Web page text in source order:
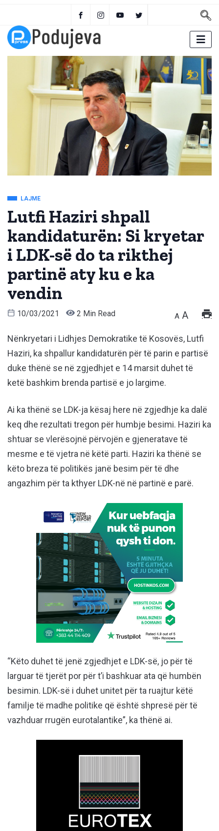
LAJME
Lutfi Haziri shpall
kandidaturën: Si kryetar
i LDK-së do ta rikthej
partinë aty ku e ka
vendin
10/03/2021 2 Min Read A A
Nënkryetari i Lidhjes Demokratike të Kosovës, Lutfi
Haziri, ka shpallur kandidaturën për të parin e partisë
duke thënë se në zgjedhjet e 14 marsit duhet të
ketë bashkim brenda partisë e jo largime.
Ai ka thënë se LDK-ja kësaj here në zgjedhje ka dalë
keq dhe rezultati tregon për humbje besimi. Haziri ka
shtuar se vlerësojnë përvojën e gjeneratave të
mesme e të vjetra në këtë parti. Haziri ka thënë se
këto breza të politikës janë besim për të dhe
angazhim për ta kthyer LDK-në në partinë e parë.
“Këto duhet të jenë zgjedhjet e LDK-së, jo për të
larguar të tjerët por për t’i bashkuar ata që humbën
besimin. LDK-së i duhet unitet për ta ruajtur këtë
familje të madhe politike që është shpresë për të
vazhduar rrugën eurotalantike”, ka thënë ai.